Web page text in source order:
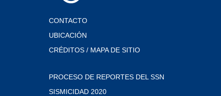
CONTACTO
UBICACIÓN
CRÉDITOS / MAPA DE SITIO
PROCESO DE REPORTES DEL SSN
SISMICIDAD 2020